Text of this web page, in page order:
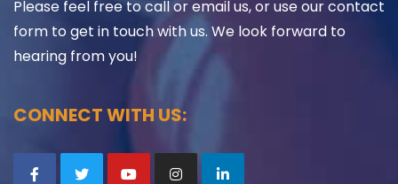
Please feel free to call or email us, or use our contact
form to get in touch with us. We look forward to
hearing from you!
CONNECT WITH US: